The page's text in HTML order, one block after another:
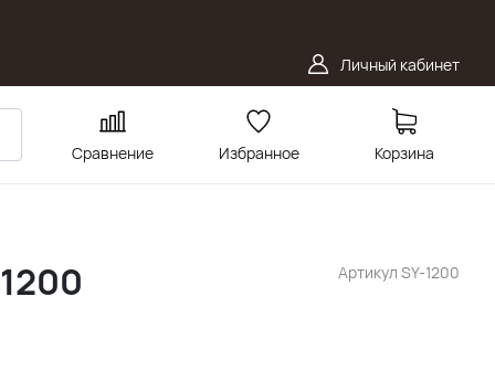
Личный кабинет
Сравнение Избранное Корзина
Артикул SY-1200